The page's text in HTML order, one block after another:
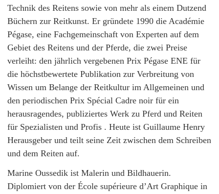
Technik des Reitens sowie von mehr als einem Dutzend
Büchern zur Reitkunst. Er gründete 1990 die Académie
Pégase, eine Fachgemeinschaft von Experten auf dem
Gebiet des Reitens und der Pferde, die zwei Preise
verleiht: den jährlich vergebenen Prix Pégase ENE für
die höchstbewertete Publikation zur Verbreitung von
Wissen um Belange der Reitkultur im Allgemeinen und
den periodischen Prix Spécial Cadre noir für ein
herausragendes, publiziertes Werk zu Pferd und Reiten
für Spezialisten und Profis . Heute ist Guillaume Henry
Herausgeber und teilt seine Zeit zwischen dem Schreiben
und dem Reiten auf.
Marine Oussedik ist Malerin und Bildhauerin.
Diplomiert von der École supérieure d’Art Graphique in